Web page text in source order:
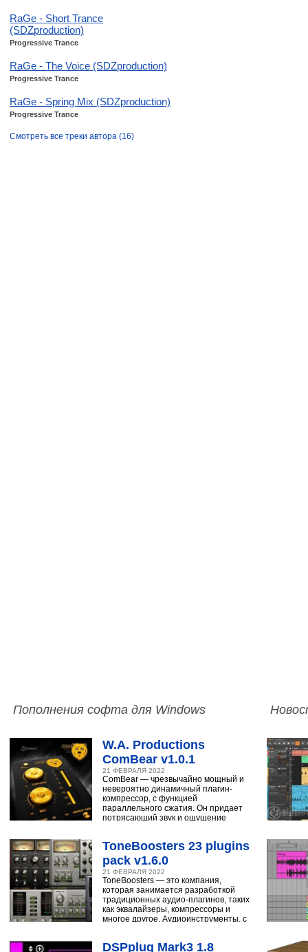
RaGe - Short Trance
(SDZproduction)
Progressive Trance
RaGe - The Voice (SDZproduction)
Progressive Trance
RaGe - Spring Mix (SDZproduction)
Progressive Trance
Смотреть все треки автора (16)
Пополнения софта для Windows
W.A. Productions
ComBear v1.0.1
21 ФЕВРАЛЯ 2022
ComBear — чрезвычайно мощный и
невероятно динамичный плагин-
компрессор, с функцией
параллельного сжатия. Он придает
потрясающий звук и ощущение
ToneBoosters 23 plugins
pack v1.6.0
21 ФЕВРАЛЯ 2022
ToneBoosters — это компания,
которая занимается разработкой
традиционных аудио-плагинов, таких
как эквалайзеры, компрессоры и
многое другое. Аудиоинструменты, с
DSPplug Mark3 1.8